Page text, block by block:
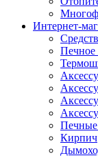
Интернет-
Печное
Печные
Кирпич